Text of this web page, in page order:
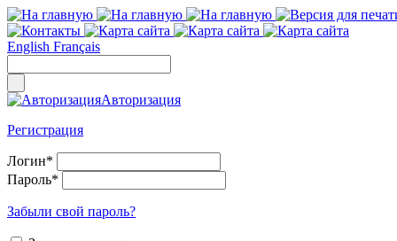
English Français
Авторизация
Регистрация
Логин*
Пароль*
Забыли свой пароль?